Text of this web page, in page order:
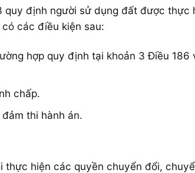
quy định người sử dụng đất được
các điều kiện sau:
hợp quy định tại khoản 3 Điều
chấp.
thi hành án.
hiện các quyền chuyển đổi,